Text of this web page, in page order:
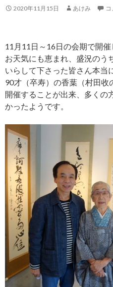
2020年11月15日 あけみ
11月11日～16日の会期で開催
お天気にも恵まれ、盛況のう
いらして下さった皆さん本当
90才（卒寿）の香葉（村田收
開催することが出来、多くの
かったようです。